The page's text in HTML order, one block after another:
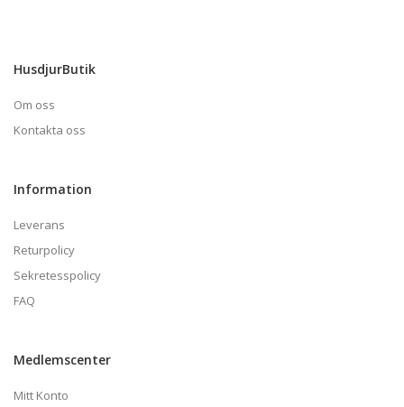
HusdjurButik
Om oss
Kontakta oss
Information
Leverans
Returpolicy
Sekretesspolicy
FAQ
Medlemscenter
Mitt Konto